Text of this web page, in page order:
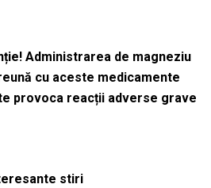
Administrarea de magneziu
cu aceste medicamente
provoca reacții adverse grave
stiri